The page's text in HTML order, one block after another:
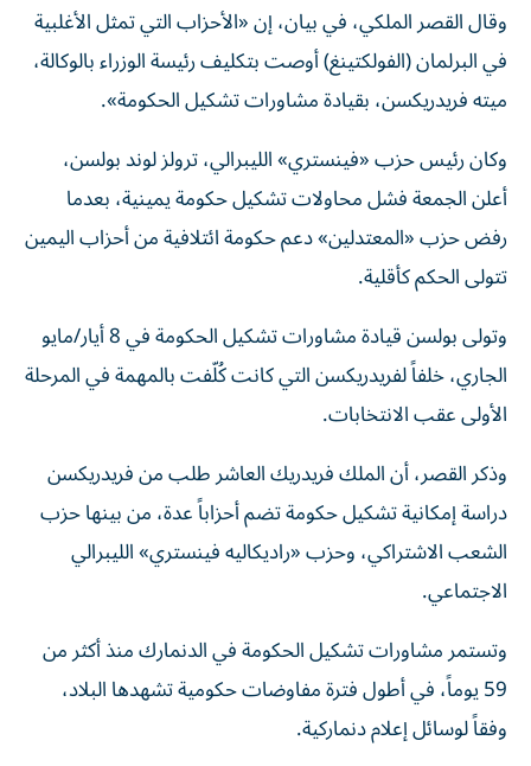
وقال القصر الملكي، في بيان، إن «الأحزاب التي تمثل الأغلبية
في البرلمان (الفولكتينغ) أوصت بتكليف رئيسة الوزراء بالوكالة،
ميته فريدريكسن، بقيادة مشاورات تشكيل الحكومة».
وكان رئيس حزب «فينستري» الليبرالي، ترولز لوند بولسن،
أعلن الجمعة فشل محاولات تشكيل حكومة يمينية، بعدما
رفض حزب «المعتدلين» دعم حكومة ائتلافية من أحزاب اليمين
تتولى الحكم كأقلية.
وتولى بولسن قيادة مشاورات تشكيل الحكومة في 8 أيار/مايو
الجاري، خلفاً لفريدريكسن التي كانت كُلّفت بالمهمة في المرحلة
الأولى عقب الانتخابات.
وذكر القصر، أن الملك فريدريك العاشر طلب من فريدريكسن
دراسة إمكانية تشكيل حكومة تضم أحزاباً عدة، من بينها حزب
الشعب الاشتراكي، وحزب «راديكاليه فينستري» الليبرالي
الاجتماعي.
وتستمر مشاورات تشكيل الحكومة في الدنمارك منذ أكثر من
59 يوماً، في أطول فترة مفاوضات حكومية تشهدها البلاد،
وفقاً لوسائل إعلام دنماركية.